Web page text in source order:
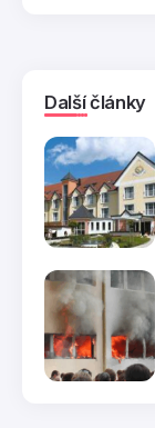
Další články